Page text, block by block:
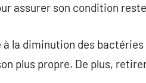
assurer son condition
la diminution des
plus propre. De plus,